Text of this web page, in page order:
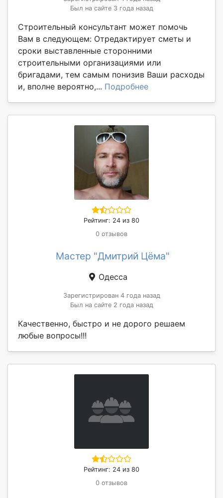
Был на сайте 3 года назад
Строительный консультант может помочь
Вам в следующем: Отредактирует сметы и
сроки выставленные сторонними
строительными организациями или
бригадами, тем самым понизив Ваши расходы
и, вполне вероятно,... Подробнее
Рейтинг: 24 из 80
0 отзывов
Мастер "Дмитрий Цёма"
Одесса
Зарегистрирован 4 года назад
Был на сайте 2 года назад
Качественно, быстро и не дорого решаем
любые вопросы!!!
Рейтинг: 24 из 80
0 отзывов